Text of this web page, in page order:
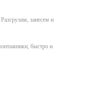
Разгрузим, занесем и
быстро и